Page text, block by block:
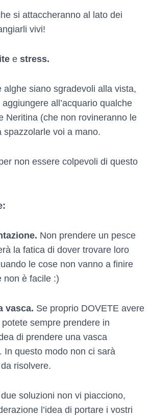
si attaccheranno al lato dei
vivi!
e stress.
alghe siano sgradevoli alla vista,
all’acquario qualche
Neritina (che non rovineranno le
spazzolarle voi a mano.
non essere colpevoli di questo
Non prendere un pesce
la fatica di dover trovare loro
le cose non vanno a finire
non è facile :)
vasca. Se proprio DOVETE avere
sempre prendere in
di prendere una vasca
In questo modo non ci sarà
risolvere.
soluzioni non vi piacciono,
l’idea di portare i vostri